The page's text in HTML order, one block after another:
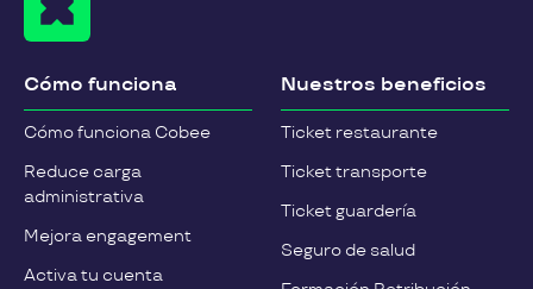
Cómo funciona
Cómo funciona Cobee
Reduce carga
administrativa
Mejora engagement
Activa tu cuenta
Nuestros beneficios
Ticket restaurante
Ticket transporte
Ticket guardería
Seguro de salud